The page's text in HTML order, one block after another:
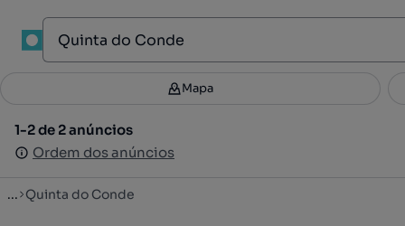
Filtros 3
1-2 de 2 anúncios
Ordem dos anúncios
Mapa
1-2 de 2 anúncios
Ordem dos anúncios
... Quinta do Conde